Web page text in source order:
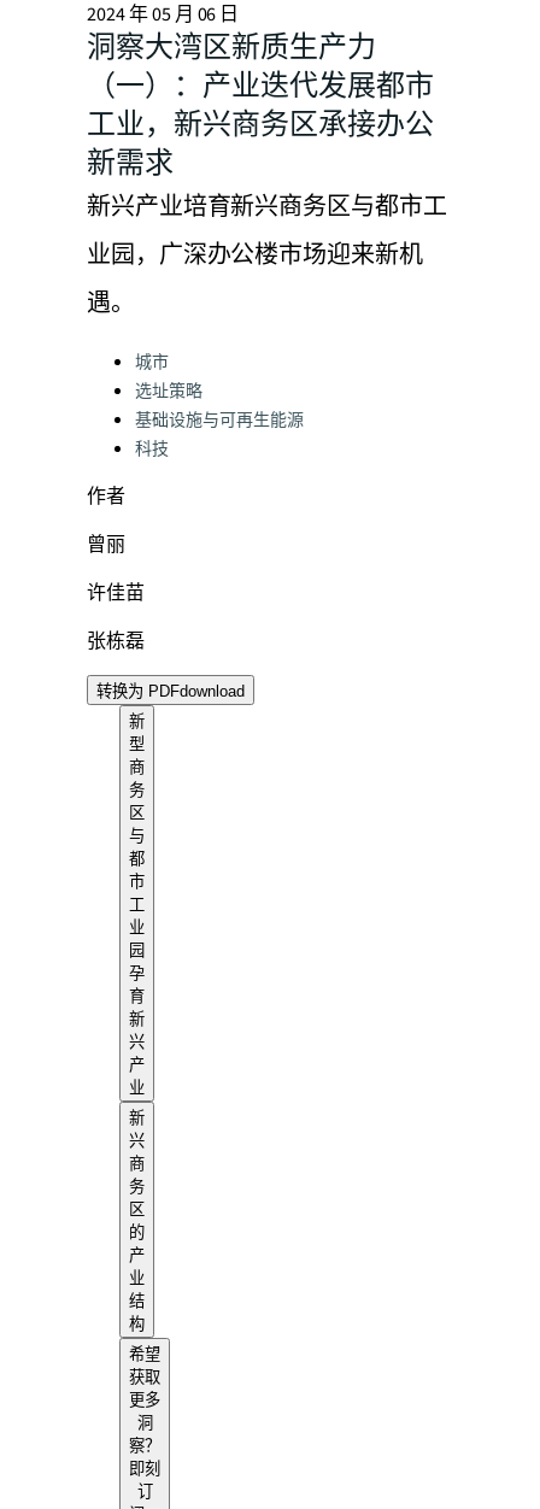
2024 年 05 月 06 日
洞察大湾区新质生产力
（一）：产业迭代发展都市
工业，新兴商务区承接办公
新需求
新兴产业培育新兴商务区与都市工
业园，广深办公楼市场迎来新机
遇。
Categories:
城市
选址策略
基础设施与可再生能源
科技
作者
曾丽
许佳苗
张栋磊
转换为 PDFdownload
新
型
商
务
区
与
都
市
工
业
园
孕
育
新
兴
产
业
新
兴
商
务
区
的
产
业
结
构
希望
获取
更多
洞
察？
即刻
订